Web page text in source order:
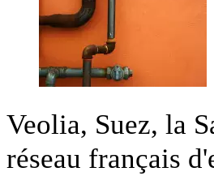
Veolia, Suez, la
réseau français